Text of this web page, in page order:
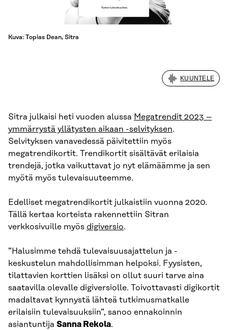
Kuva: Topias Dean, Sitra
KUUNTELE
Sitra julkaisi heti vuoden alussa Megatrendit 2023 –
ymmärrystä yllätysten aikaan -selvityksen.
Selvityksen vanavedessä päivitettiin myös
megatrendikortit. Trendikortit sisältävät erilaisia
trendejä, jotka vaikuttavat jo nyt elämäämme ja sen
myötä myös tulevaisuuteemme.
Edelliset megatrendikortit julkaistiin vuonna 2020.
Tällä kertaa korteista rakennettiin Sitran
verkkosivuille myös digiversio.
”Halusimme tehdä tulevaisuusajattelun ja -
keskustelun mahdollisimman helpoksi. Fyysisten,
tilattavien korttien lisäksi on ollut suuri tarve aina
saatavilla olevalle digiversiolle. Toivottavasti digikortit
madaltavat kynnystä lähteä tutkimusmatkalle
erilaisiin tulevaisuuksiin”, sanoo ennakoinnin
asiantuntija Sanna Rekola.